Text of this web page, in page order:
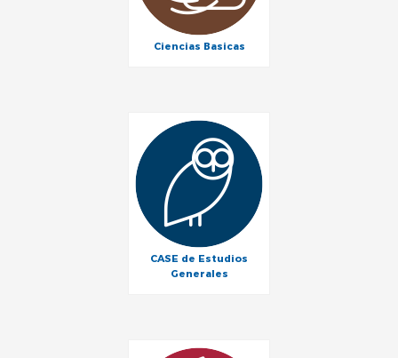
Ciencias Basicas
CASE de Estudios
Generales